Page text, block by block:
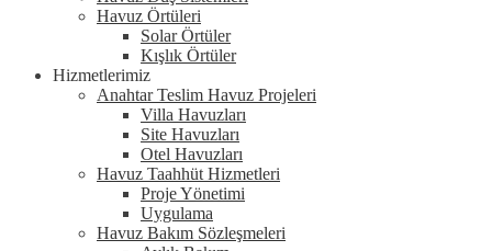
Havuz Örtüleri
Solar Örtüler
Kışlık Örtüler
Hizmetlerimiz
Anahtar Teslim Havuz Projeleri
Villa Havuzları
Site Havuzları
Otel Havuzları
Havuz Taahhüt Hizmetleri
Proje Yönetimi
Uygulama
Havuz Bakım Sözleşmeleri